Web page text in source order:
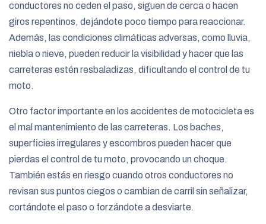
conductores no ceden el paso, siguen de cerca o hacen
giros repentinos, dejándote poco tiempo para reaccionar.
Además, las condiciones climáticas adversas, como lluvia,
niebla o nieve, pueden reducir la visibilidad y hacer que las
carreteras estén resbaladizas, dificultando el control de tu
moto.
Otro factor importante en los accidentes de motocicleta es
el mal mantenimiento de las carreteras. Los baches,
superficies irregulares y escombros pueden hacer que
pierdas el control de tu moto, provocando un choque.
También estás en riesgo cuando otros conductores no
revisan sus puntos ciegos o cambian de carril sin señalizar,
cortándote el paso o forzándote a desviarte.